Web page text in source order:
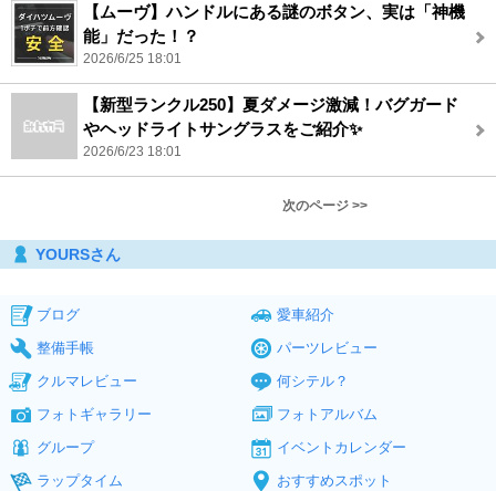
【ムーヴ】ハンドルにある謎のボタン、実は「神機
能」だった！？
2026/6/25 18:01
【新型ランクル250】夏ダメージ激減！バグガード
やヘッドライトサングラスをご紹介✨
2026/6/23 18:01
次のページ >>
YOURSさん
ブログ
愛車紹介
整備手帳
パーツレビュー
クルマレビュー
何シテル？
フォトギャラリー
フォトアルバム
グループ
イベントカレンダー
ラップタイム
おすすめスポット